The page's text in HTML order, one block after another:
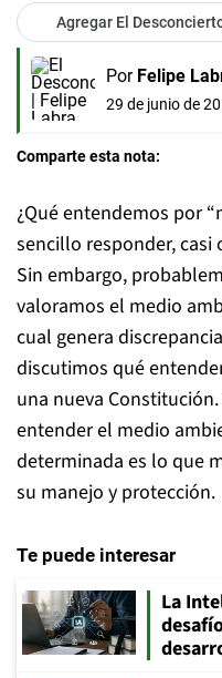
Agregar El
Por Felipe
29 de junio de
Comparte esta nota:
¿Qué entendemos por
sencillo responder, casi
Sin embargo,
valoramos el medio
cual genera
discutimos qué
una nueva
entender el medio
determinada es lo que
su manejo y protección.
Te puede interesar
La